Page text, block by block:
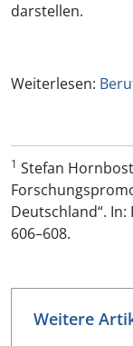
darstellen.
Weiterlesen:
1 Stefan
Deutschland“. In:
606–608.
Weitere